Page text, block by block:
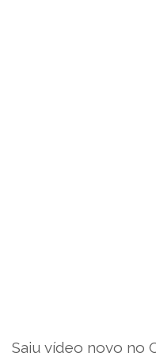
Saiu vídeo novo no